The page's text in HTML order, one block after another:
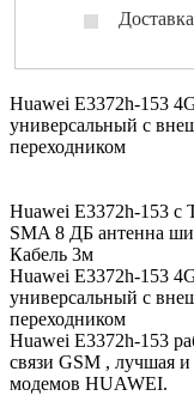
Huawei E3372h-153
универсальный с
переходником
Huawei E3372h-153 с
SMA 8 ДБ антенна
Кабель 3м
Huawei E3372h-153
универсальный с
переходником
Huawei E3372h-153
связи GSM , лучшая
модемов HUAWEI.